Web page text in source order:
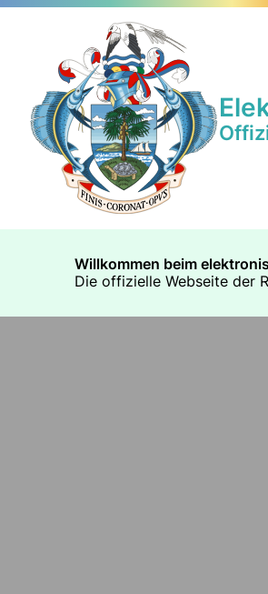
Willkommen beim
Die offizielle Webseite der